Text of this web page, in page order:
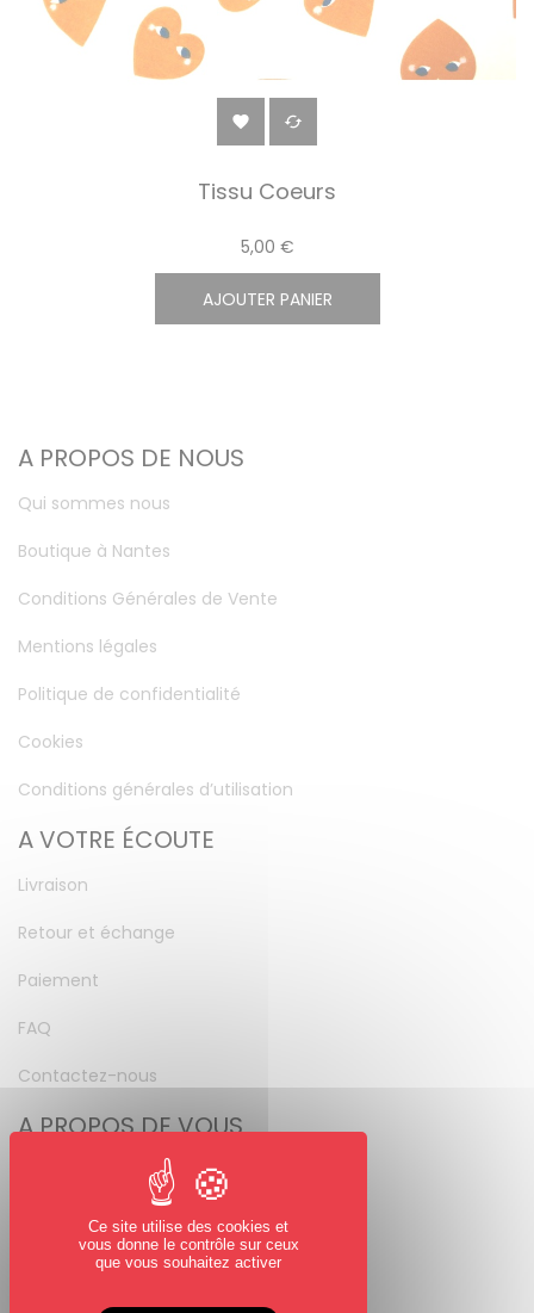
 
Tissu Coeurs
5,00 €
AJOUTER PANIER
A PROPOS DE NOUS
Qui sommes nous
Boutique à Nantes
Conditions Générales de Vente
Mentions légales
Politique de confidentialité
Cookies
Conditions générales d’utilisation
A VOTRE ÉCOUTE
Livraison
Retour et échange
Paiement
FAQ
Contactez-nous
A PROPOS DE VOUS
Mot de passe perdu
NOUS SUIVRE
Ce site utilise des cookies et
vous donne le contrôle sur ceux
que vous souhaitez activer